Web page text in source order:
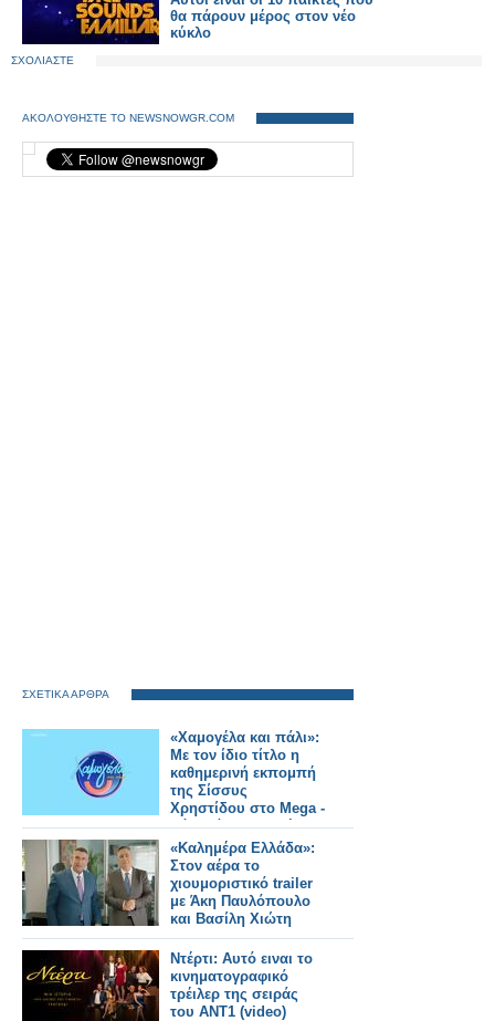
θα πάρουν μέρος στον νέο
κύκλο
ΣΧΟΛΙΑΣΤΕ
ΑΚΟΛΟΥΘΗΣΤΕ ΤΟ NEWSNOWGR.COM
ΣΧΕΤΙΚΑ ΑΡΘΡΑ
«Χαμογέλα και πάλι»:
Με τον ίδιο τίτλο η
καθημερινή εκπομπή
της Σίσσυς
Χρηστίδου στο Mega -
Πότε κάνει πρεμιέρα;
«Καλημέρα Ελλάδα»:
Στον αέρα το
χιουμοριστικό trailer
με Άκη Παυλόπουλο
και Βασίλη Χιώτη
Ντέρτι: Αυτό ειναι το
κινηματογραφικό
τρέιλερ της σειράς
του ΑΝΤ1 (video)